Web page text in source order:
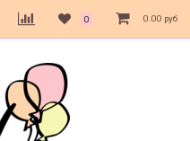
0 0.00 руб